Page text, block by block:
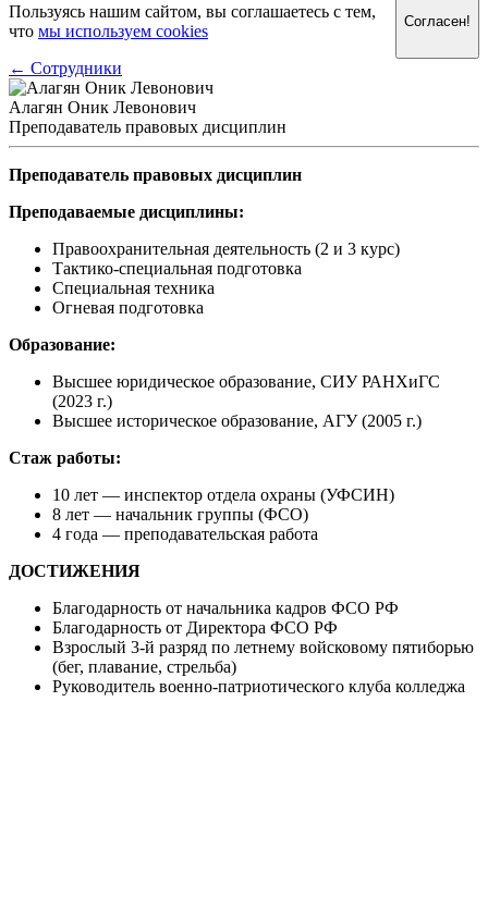
Пользуясь нашим сайтом, вы соглашаетесь с тем,
что мы используем cookies Согласен!
← Сотрудники
Алагян Оник Левонович
Преподаватель правовых дисциплин
Преподаватель правовых дисциплин
Преподаваемые дисциплины:
Правоохранительная деятельность (2 и 3 курс)
Тактико-специальная подготовка
Специальная техника
Огневая подготовка
Образование:
Высшее юридическое образование, СИУ РАНХиГС
(2023 г.)
Высшее историческое образование, АГУ (2005 г.)
Стаж работы:
10 лет — инспектор отдела охраны (УФСИН)
8 лет — начальник группы (ФСО)
4 года — преподавательская работа
ДОСТИЖЕНИЯ
Благодарность от начальника кадров ФСО РФ
Благодарность от Директора ФСО РФ
Взрослый 3-й разряд по летнему войсковому пятиборью
(бег, плавание, стрельба)
Руководитель военно-патриотического клуба колледжа